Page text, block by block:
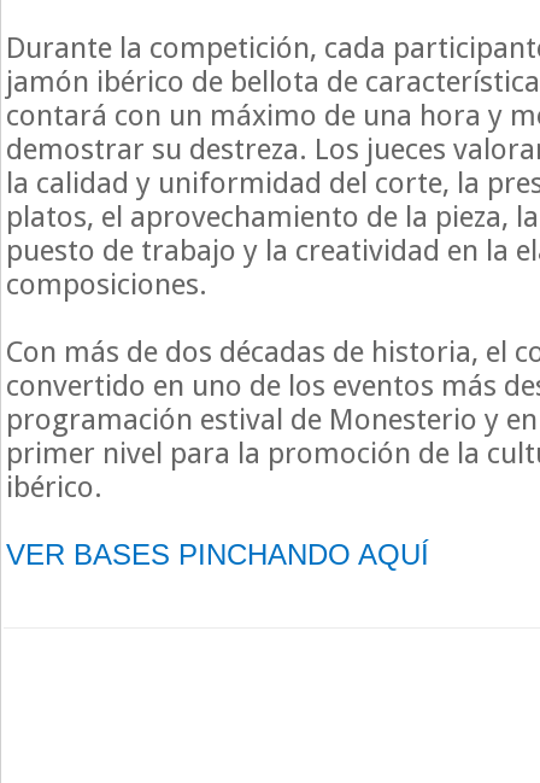
Durante la competición, cada
jamón ibérico de bellota de
contará con un máximo de una hora y
demostrar su destreza. Los jueces
la calidad y uniformidad del corte, la
platos, el aprovechamiento de la pieza,
puesto de trabajo y la creatividad en la
composiciones.
Con más de dos décadas de historia, el
convertido en uno de los eventos más
programación estival de Monesterio y
primer nivel para la promoción de la
ibérico.
VER BASES PINCHANDO AQUÍ